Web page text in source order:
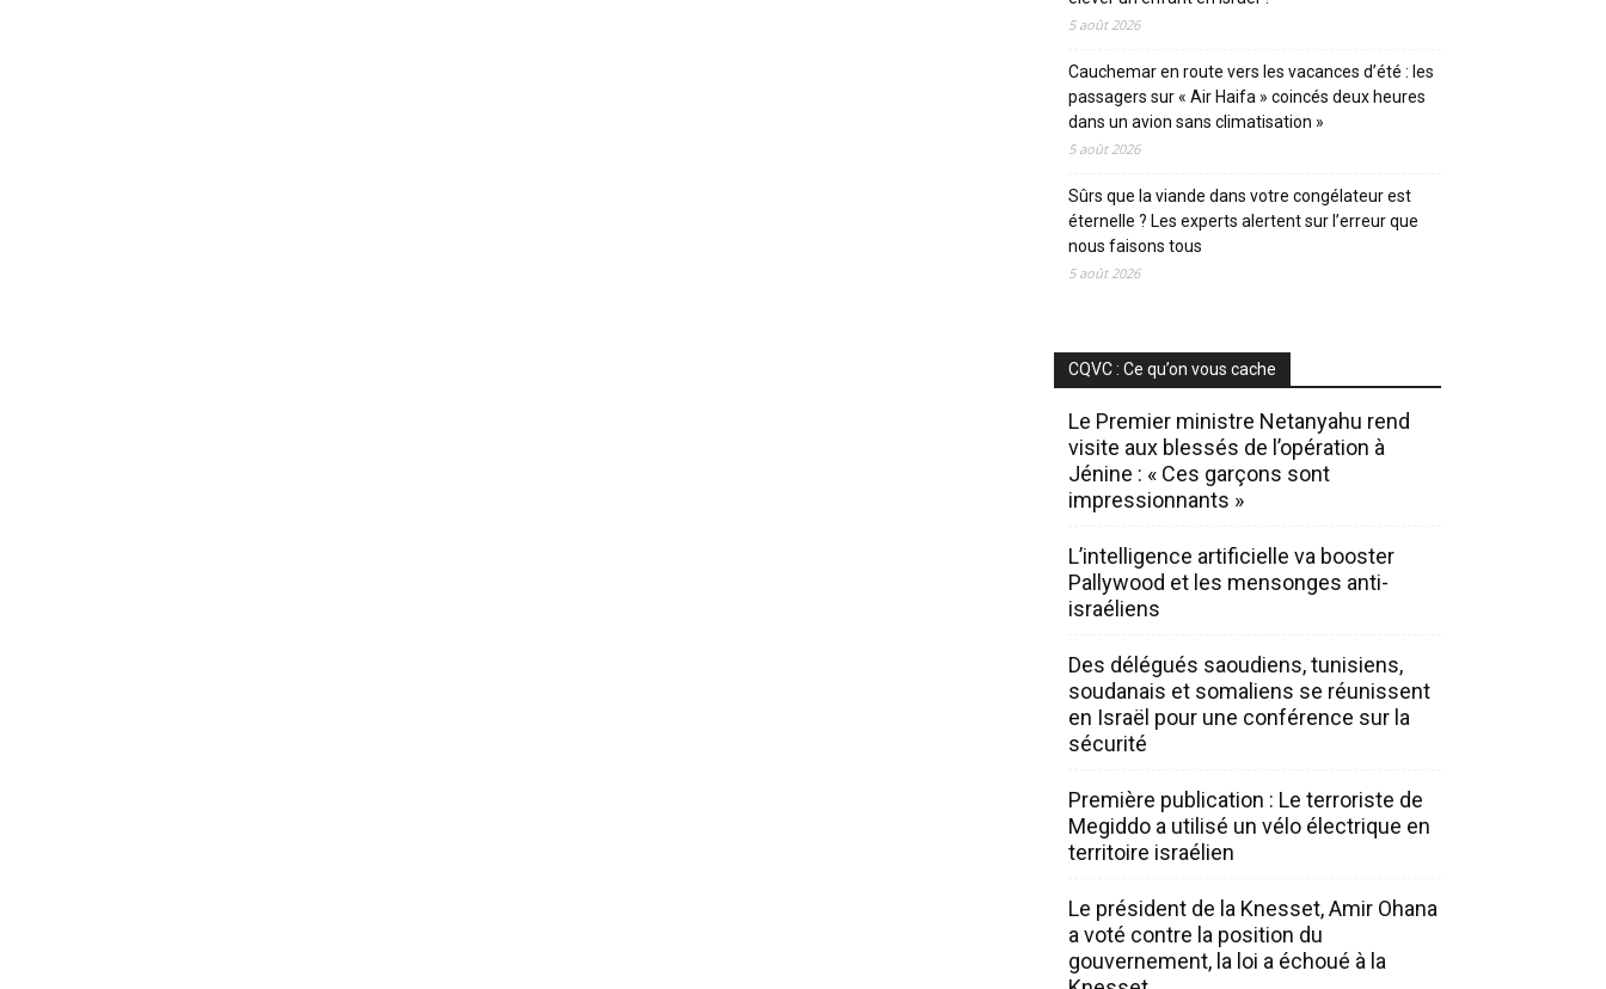
5 août 2026
Cauchemar en route vers les vacances d’été : les
passagers sur « Air Haifa » coincés deux heures
dans un avion sans climatisation »
5 août 2026
Sûrs que la viande dans votre congélateur est
éternelle ? Les experts alertent sur l’erreur que
nous faisons tous
5 août 2026
CQVC : Ce qu’on vous cache
Le Premier ministre Netanyahu rend
visite aux blessés de l’opération à
Jénine : « Ces garçons sont
impressionnants »
L’intelligence artificielle va booster
Pallywood et les mensonges anti-
israéliens
Des délégués saoudiens, tunisiens,
soudanais et somaliens se réunissent
en Israël pour une conférence sur la
sécurité
Première publication : Le terroriste de
Megiddo a utilisé un vélo électrique en
territoire israélien
Le président de la Knesset, Amir Ohana
a voté contre la position du
gouvernement, la loi a échoué à la